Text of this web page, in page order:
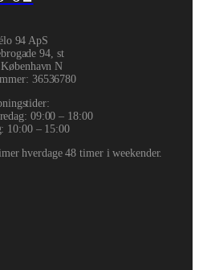
94 ApS
94, st
N
: 36536780
09:00 – 18:00
10:00 – 15:00
hverdage 48 timer i weekender.